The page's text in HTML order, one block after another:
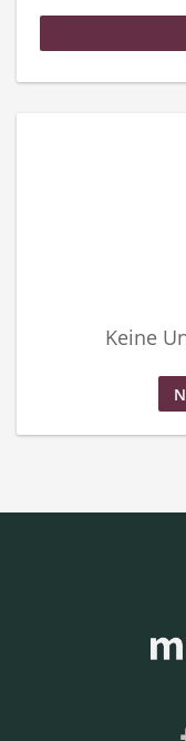
Keine